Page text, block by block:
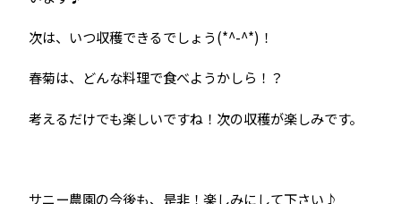
次は、いつ収穫できるでしょう(*^-^*)！
春菊は、どんな料理で食べようかしら！？
考えるだけでも楽しいですね！次の収穫が楽しみです。
サニー農園の今後も、是非！楽しみにして下さい♪